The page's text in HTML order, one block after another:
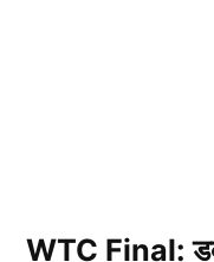
WTC Final: